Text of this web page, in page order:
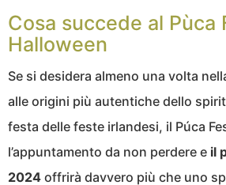
Cosa succede al Pùca
Halloween
Se si desidera almeno una volta
alle origini più autentiche dello
festa delle feste irlandesi, il Púca
l’appuntamento da non perdere e il
2024 offrirà davvero più che uno